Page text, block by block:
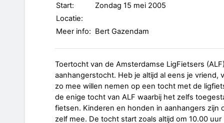
Start:
Zondag 15 mei 2005
Locatie:
Meer info: Bert Gazendam
Toertocht van de Amsterdamse LigFietsers
aanhangerstocht. Heb je altijd al eens je vriend,
zo mee willen nemen op een tocht met de
de enige tocht van ALF waarbij het zelfs
fietsen. Kinderen en honden in aanhangers zijn
zelf mee. De tocht start zoals altijd om 10.00